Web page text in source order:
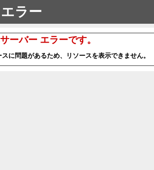
ラー
ーバー エラーです。
に問題があるため、リソースを表示できません。